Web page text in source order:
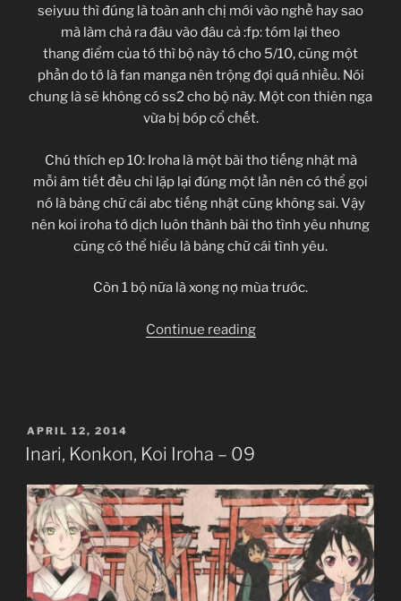
seiyuu thì đúng là toàn anh chị mới vào nghề hay sao
mà làm chả ra đâu vào đâu cả :fp: tóm lại theo
thang điểm của tớ thì bộ này tớ cho 5/10, cũng một
phần do tớ là fan manga nên trộng đợi quá nhiều. Nói
chung là sẽ không có ss2 cho bộ này. Một con thiên nga
vừa bị bóp cổ chết.
Chú thích ep 10: Iroha là một bài thơ tiếng nhật mà
mỗi âm tiết đều chỉ lặp lại đúng một lần nên có thể gọi
nó là bảng chữ cái abc tiếng nhật cũng không sai. Vậy
nên koi iroha tớ dịch luôn thành bài thơ tình yêu nhưng
cũng có thể hiểu là bảng chữ cái tình yêu.
Còn 1 bộ nữa là xong nợ mùa trước.
Continue reading“Inari,
POSTED
ON
APRIL 12, 2014
Inari, Konkon, Koi Iroha – 09